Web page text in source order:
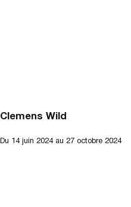
Clemens Wild
Du 14 juin 2024 au 27 octobre 2024